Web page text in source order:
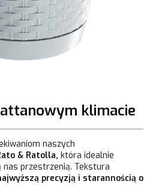
klimacie
naszych
& Ratolla, która idealnie
nas przestrzenią. Tekstura
precyzją i starannością o